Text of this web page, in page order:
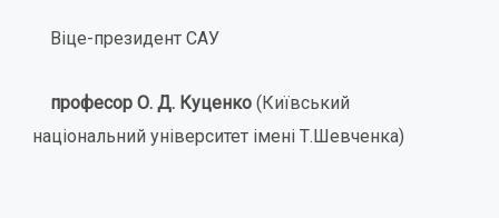
Віце-президент САУ
професор О. Д. Куценко (Київський
національний університет імені Т.Шевченка)